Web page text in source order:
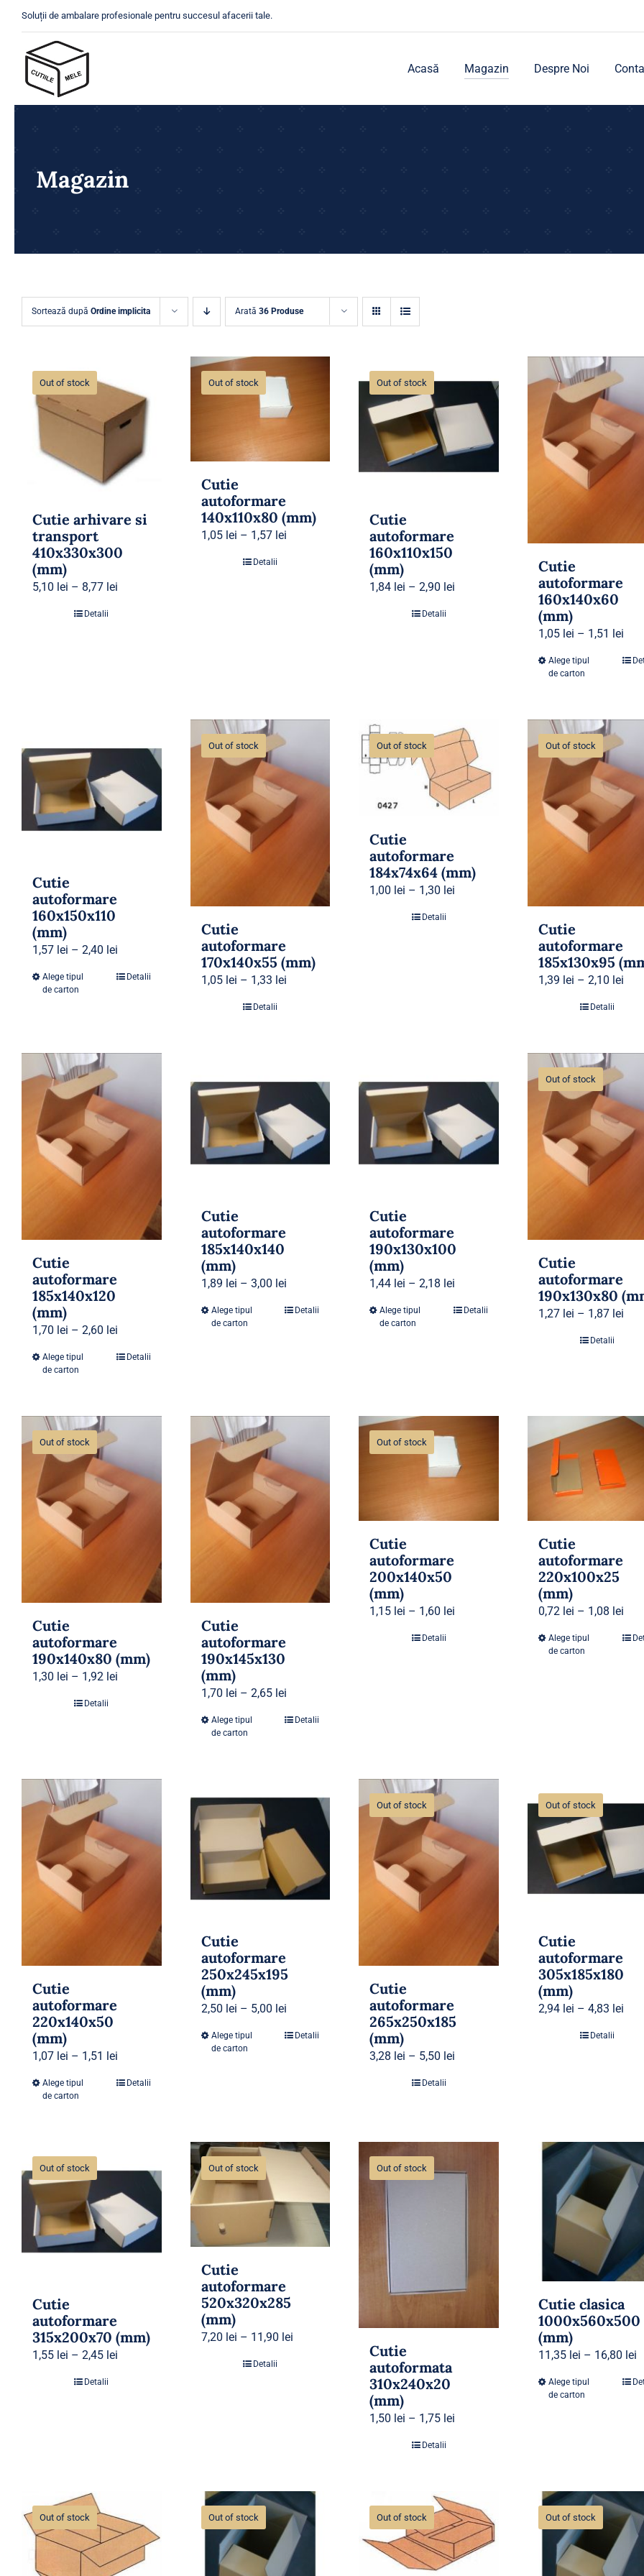
content
Soluții de ambalare profesionale pentru succesul afacerii tale.
Acasă Magazin Despre Noi
Magazin
Sortează după Ordine implicita Arată 36 Produse
Out of stock
Cutie arhivare si
transport
410x330x300
(mm)
5,10 lei – 8,77 lei
Detalii
Out of stock
Cutie
autoformare
140x110x80 (mm)
1,05 lei – 1,57 lei
Detalii
Out of stock
Cutie
autoformare
160x110x150
(mm)
1,84 lei –2,90 lei
Detalii
Cutie
autoformare
160x140x60
(mm)
1,05 lei – 1,51 lei
Alege tipul
de carton
Cutie
autoformare
160x150x110
(mm)
1,57 lei – 2,40 lei
Alege tipul
de carton
Detalii
Out of stock
Cutie
autoformare
170x140x55 (mm)
1,05 lei – 1,33 lei
Detalii
Out of stock
Cutie
autoformare
184x74x64 (mm)
1,00 lei – 1,30 lei
Detalii
Out of stock
Cutie
autoformare
185x130x95
1,39 lei –2,10 lei
Detalii
Cutie
autoformare
185x140x120
(mm)
1,70 lei – 2,60 lei
Alege tipul
de carton
Detalii
Cutie
autoformare
185x140x140
(mm)
1,89 lei – 3,00 lei
Alege tipul
de carton
Detalii
Cutie
autoformare
190x130x100
(mm)
1,44 lei –2,18 lei
Alege tipul
de carton
Detalii
Out of stock
Cutie
autoformare
190x130x80
1,27 lei – 1,87 lei
Detalii
Out of stock
Cutie
autoformare
190x140x80 (mm)
1,30 lei – 1,92 lei
Detalii
Cutie
autoformare
190x145x130
(mm)
1,70 lei – 2,65 lei
Alege tipul
de carton
Detalii
Out of stock
Cutie
autoformare
200x140x50
(mm)
1,15 lei – 1,60 lei
Detalii
Cutie
autoformare
220x100x25
(mm)
0,72 lei – 1,08 lei
Alege tipul
de carton
Cutie
autoformare
220x140x50
(mm)
1,07 lei – 1,51 lei
Alege tipul
de carton
Detalii
Cutie
autoformare
250x245x195
(mm)
2,50 lei – 5,00 lei
Alege tipul
de carton
Detalii
Out of stock
Cutie
autoformare
265x250x185
(mm)
3,28 lei – 5,50 lei
Detalii
Out of stock
Cutie
autoformare
305x185x180
(mm)
2,94 lei –4,83 lei
Detalii
Out of stock
Cutie
autoformare
315x200x70 (mm)
1,55 lei – 2,45 lei
Detalii
Out of stock
Cutie
autoformare
520x320x285
(mm)
7,20 lei – 11,90 lei
Detalii
Out of stock
Cutie
autoformata
310x240x20
(mm)
1,50 lei – 1,75 lei
Detalii
Cutie clasica
1000x560x500
(mm)
11,35 lei – 16,80 lei
Alege tipul
de carton
Out of stock Out of stock Out of stock Out of stock